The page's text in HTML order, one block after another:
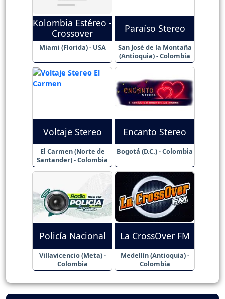
Kolombia Estéreo -
Crossover
Miami (Florida) - USA
Paraíso Stereo
San José de la Montaña
(Antioquia) - Colombia
Voltaje Stereo
El Carmen (Norte de
Santander) - Colombia
Encanto Stereo
Bogotá (D.C.) - Colombia
Policía Nacional
Villavicencio (Meta) -
Colombia
La CrossOver FM
Medellín (Antioquia) -
Colombia